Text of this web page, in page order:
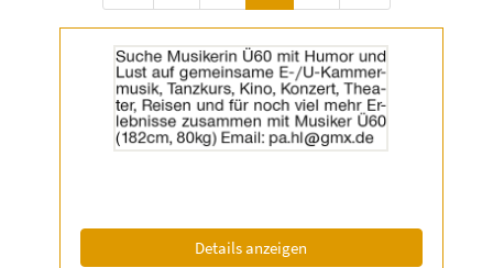
der
Anzeige
2060467
anzeigen
|
Details anzeigen